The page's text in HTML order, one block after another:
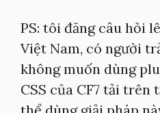
PS: tôi đăng câu hỏi
Việt Nam, có người
không muốn dùng
CSS của CF7 tải trên